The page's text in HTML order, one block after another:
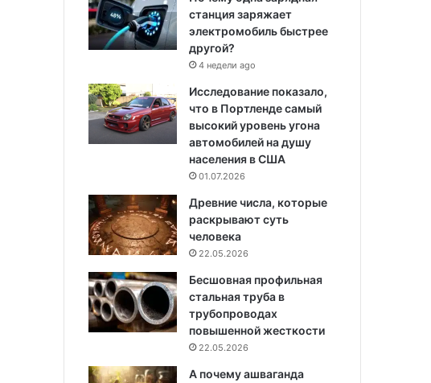
станция заряжает
электромобиль быстрее
другой?
4 недели ago
Исследование показало,
что в Портленде самый
высокий уровень угона
автомобилей на душу
населения в США
01.07.2026
Древние числа, которые
раскрывают суть
человека
22.05.2026
Бесшовная профильная
стальная труба в
трубопроводах
повышенной жесткости
22.05.2026
А почему ашваганда